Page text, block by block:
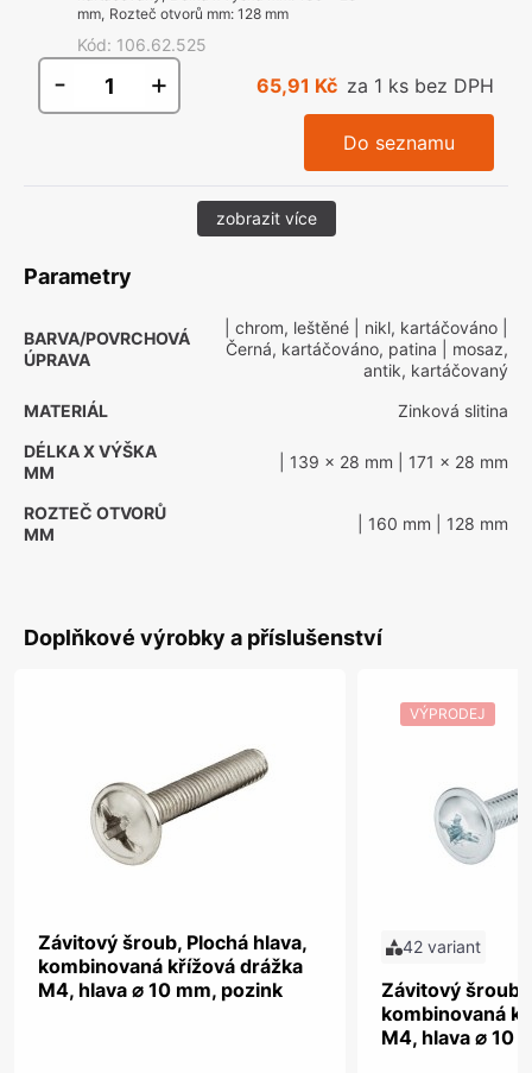
mm, Rozteč otvorů mm:128 mm
Kód: 106.62.525
- + 65,91 Kč za 1 ks bez DPH
Do seznamu
zobrazit více
Parametry
BARVA/POVRCHOVÁ
ÚPRAVA
| chrom, leštěné | nikl, kartáčováno
Černá, kartáčováno, patina | mosaz,
antik, kartáčovaný
MATERIÁL
Zinková slitina
DÉLKA X VÝŠKA
MM
| 139 x 28 mm | 171 x 28 mm
ROZTEČ OTVORŮ
MM
| 160 mm | 128 mm
Doplňkové výrobky a příslušenství
Závitový šroub, Plochá hlava,
kombinovaná křížová drážka
M4, hlava ⌀ 10 mm, pozink
VÝPRODEJ
42 variant
Závitový šroub,
kombinovaná
M4, hlava ⌀ 10